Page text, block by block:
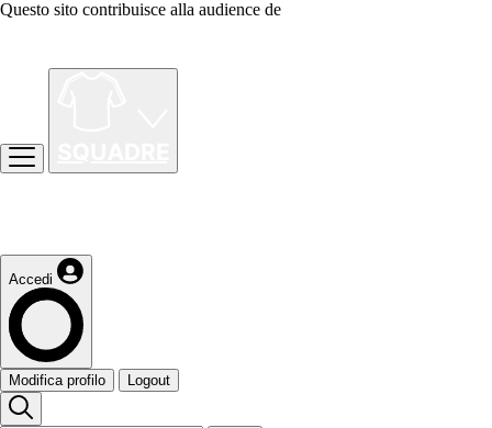
Questo sito contribuisce alla audience de
Accedi
Modifica profilo Logout